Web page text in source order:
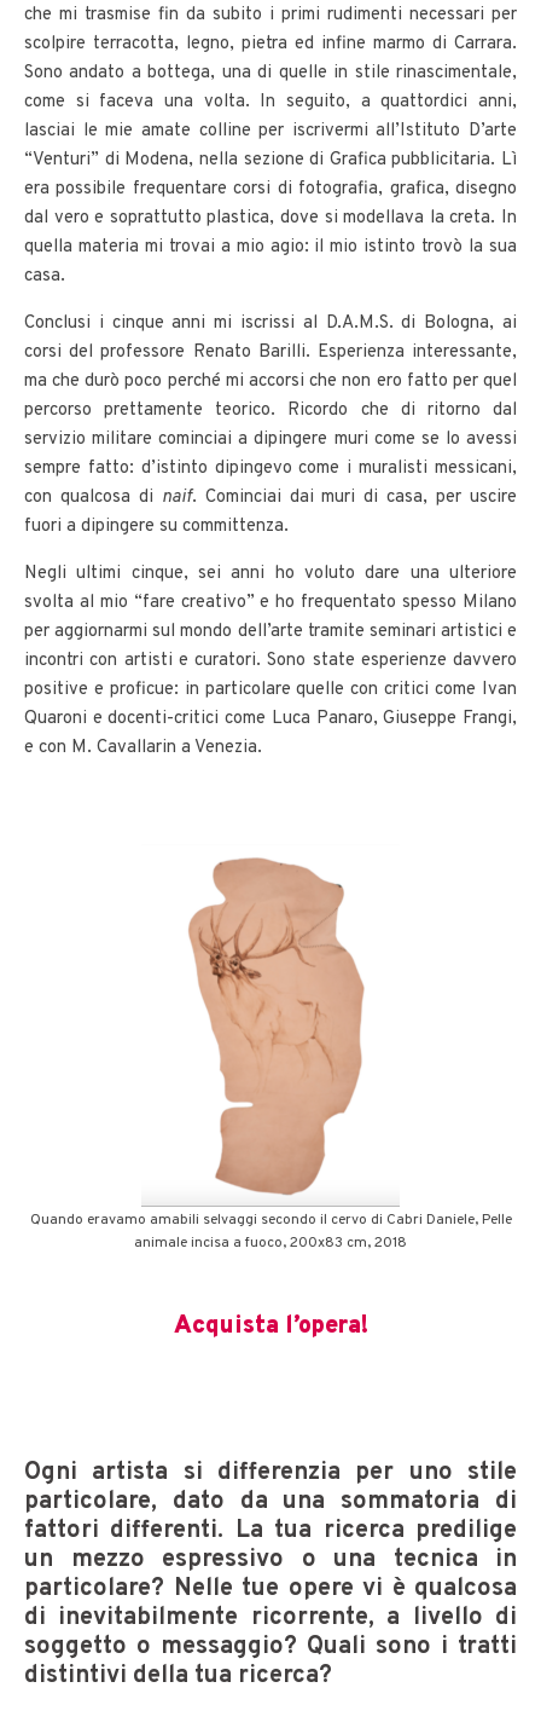
che mi trasmise fin da subito i primi rudimenti necessari per
scolpire terracotta, legno, pietra ed infine marmo di Carrara.
Sono andato a bottega, una di quelle in stile rinascimentale,
come si faceva una volta. In seguito, a quattordici anni,
lasciai le mie amate colline per iscrivermi all’Istituto D’arte
“Venturi” di Modena, nella sezione di Grafica pubblicitaria. Lì
era possibile frequentare corsi di fotografia, grafica, disegno
dal vero e soprattutto plastica, dove si modellava la creta. In
quella materia mi trovai a mio agio: il mio istinto trovò la sua
casa.
Conclusi i cinque anni mi iscrissi al D.A.M.S. di Bologna, ai
corsi del professore Renato Barilli. Esperienza interessante,
ma che durò poco perché mi accorsi che non ero fatto per quel
percorso prettamente teorico. Ricordo che di ritorno dal
servizio militare cominciai a dipingere muri come se lo avessi
sempre fatto: d’istinto dipingevo come i muralisti messicani,
con qualcosa di naif. Cominciai dai muri di casa, per uscire
fuori a dipingere su committenza.
Negli ultimi cinque, sei anni ho voluto dare una ulteriore
svolta al mio “fare creativo” e ho frequentato spesso Milano
per aggiornarmi sul mondo dell’arte tramite seminari artistici e
incontri con artisti e curatori. Sono state esperienze davvero
positive e proficue: in particolare quelle con critici come Ivan
Quaroni e docenti-critici come Luca Panaro, Giuseppe Frangi,
e con M. Cavallarin a Venezia.
Quando eravamo amabili selvaggi secondo il cervo di Cabri Daniele, Pelle
animale incisa a fuoco, 200x83 cm, 2018
Acquista l’opera!
Ogni artista si differenzia per uno stile
particolare, dato da una sommatoria di
fattori differenti. La tua ricerca predilige
un mezzo espressivo o una tecnica in
particolare? Nelle tue opere vi è qualcosa
di inevitabilmente ricorrente, a livello di
soggetto o messaggio? Quali sono i tratti
distintivi della tua ricerca?